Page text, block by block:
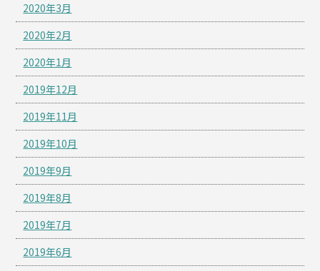
2020年3月
2020年2月
2020年1月
2019年12月
2019年11月
2019年10月
2019年9月
2019年8月
2019年7月
2019年6月